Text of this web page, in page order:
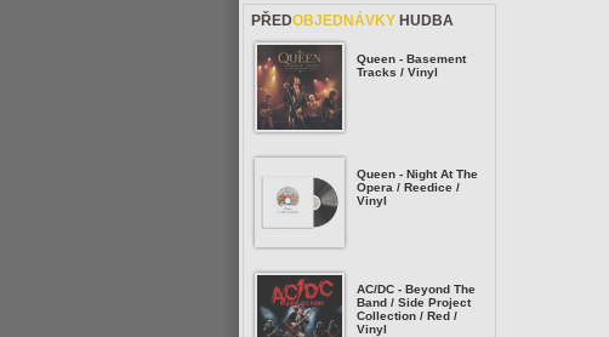
PŘEDOBJEDNÁVKY HUDBA
Queen - Basement
Tracks / Vinyl
Queen - Night At The
Opera / Reedice /
Vinyl
AC/DC - Beyond The
Band / Side Project
Collection / Red /
Vinyl